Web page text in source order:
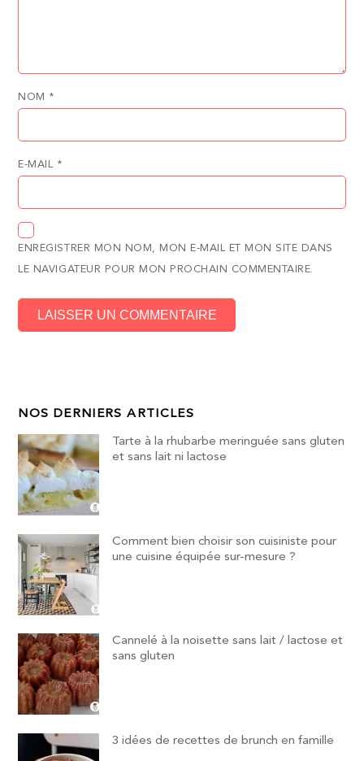
NOM *
E-MAIL *
ENREGISTRER MON NOM, MON E-MAIL ET MON SITE DANS
LE NAVIGATEUR POUR MON PROCHAIN COMMENTAIRE.
NOS DERNIERS ARTICLES
Tarte à la rhubarbe meringuée sans gluten
et sans lait ni lactose
Comment bien choisir son cuisiniste pour
une cuisine équipée sur-mesure ?
Cannelé à la noisette sans lait / lactose et
sans gluten
3 idées de recettes de brunch en famille